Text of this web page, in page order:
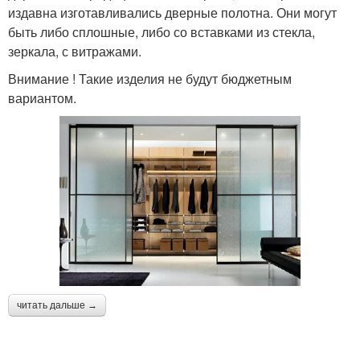
издавна изготавливались дверные полотна. Они могут
быть либо сплошные, либо со вставками из стекла,
зеркала, с витражами.
Внимание ! Такие изделия не будут бюджетным
вариантом.
читать дальше →